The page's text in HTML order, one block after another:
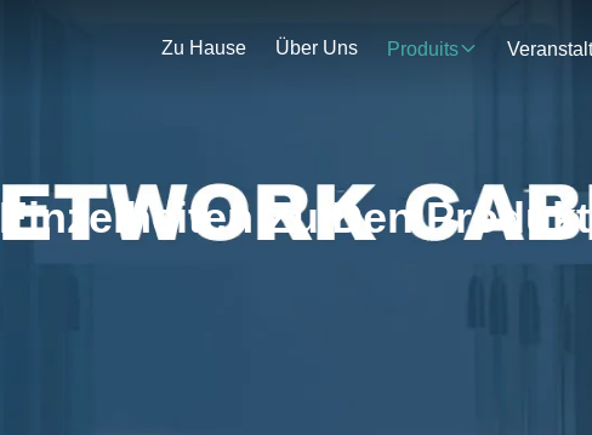
Zu Hause Über Uns Produits
Einzelheiten Zu Den